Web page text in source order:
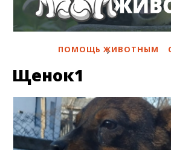
ПОМОЩЬ ЖИВОТНЫМ
,
Щенок1